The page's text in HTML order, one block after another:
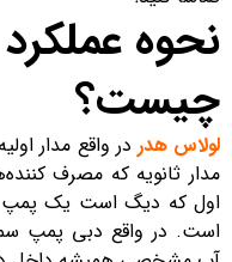
نحوه
چیست؟
لولاس هدر در واقع مدار
مدار ثانویه که مصرف
اول که دیگ است یک پمپ
است. در واقع دبی پمپ